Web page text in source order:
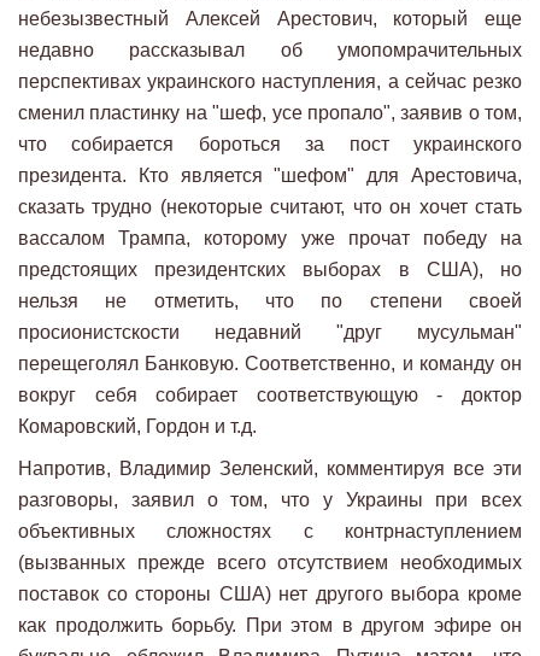
небезызвестный Алексей Арестович, который еще
недавно рассказывал об умопомрачительных
перспективах украинского наступления, а сейчас резко
сменил пластинку на "шеф, усе пропало", заявив о том,
что собирается бороться за пост украинского
президента. Кто является "шефом" для Арестовича,
сказать трудно (некоторые считают, что он хочет стать
вассалом Трампа, которому уже прочат победу на
предстоящих президентских выборах в США), но
нельзя не отметить, что по степени своей
просионистскости недавний "друг мусульман"
перещеголял Банковую. Соответственно, и команду он
вокруг себя собирает соответствующую - доктор
Комаровский, Гордон и т.д.
Напротив, Владимир Зеленский, комментируя все эти
разговоры, заявил о том, что у Украины при всех
объективных сложностях с контрнаступлением
(вызванных прежде всего отсутствием необходимых
поставок со стороны США) нет другого выбора кроме
как продолжить борьбу. При этом в другом эфире он